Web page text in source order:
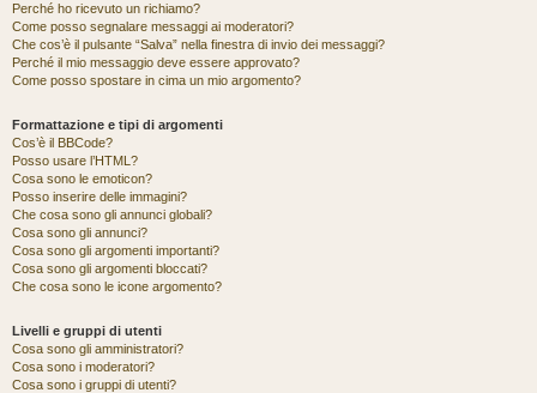
Perché ho ricevuto un richiamo?
Come posso segnalare messaggi ai moderatori?
Che cos’è il pulsante “Salva” nella finestra di invio dei messaggi?
Perché il mio messaggio deve essere approvato?
Come posso spostare in cima un mio argomento?
Formattazione e tipi di argomenti
Cos’è il BBCode?
Posso usare l’HTML?
Cosa sono le emoticon?
Posso inserire delle immagini?
Che cosa sono gli annunci globali?
Cosa sono gli annunci?
Cosa sono gli argomenti importanti?
Cosa sono gli argomenti bloccati?
Che cosa sono le icone argomento?
Livelli e gruppi di utenti
Cosa sono gli amministratori?
Cosa sono i moderatori?
Cosa sono i gruppi di utenti?